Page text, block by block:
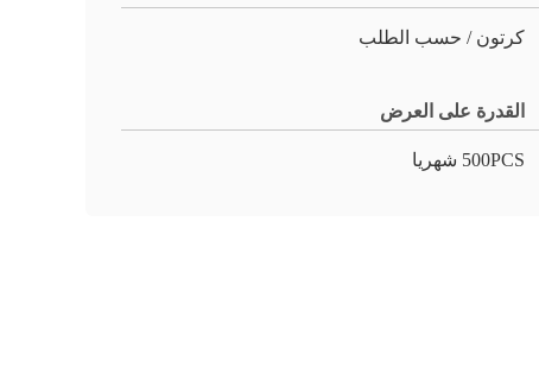
كرتون / حسب الطلب
القدرة على العرض
500PCS شهريا